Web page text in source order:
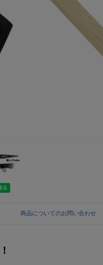
商品についてのお問い合わせ